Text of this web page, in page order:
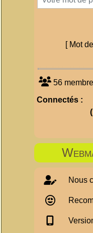
[ Mot
56
Connectés :
Nous